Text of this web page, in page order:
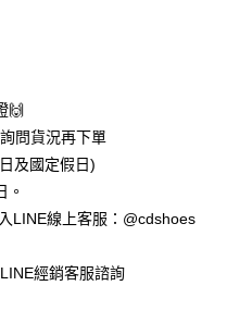
付款」的支付方式。 讓您購物簡單
不需儲值。
即可結帳。
知簡訊。
運費
運費
🙌
問貨況再下單
及國定假日)
。
LINE線上客服：@cdshoes
經銷客服諮詢